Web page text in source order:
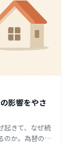
影響をやさ
起きて、なぜ続
のか。為替の仕